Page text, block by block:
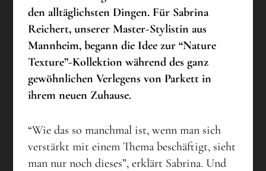
den alltäglichsten Dingen. Für Sabrina
Reichert, unserer Master-Stylistin aus
Mannheim, begann die Idee zur “Nature
Texture”-Kollektion während des ganz
gewöhnlichen Verlegens von Parkett in
ihrem neuen Zuhause.
“Wie das so manchmal ist, wenn man sich
verstärkt mit einem Thema beschäftigt, sieht
man nur noch dieses”, erklärt Sabrina. Und